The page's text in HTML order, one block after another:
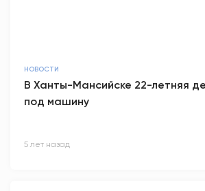
НОВОСТИ
В Ханты-Мансийске 22-летняя
под машину
5 лет назад